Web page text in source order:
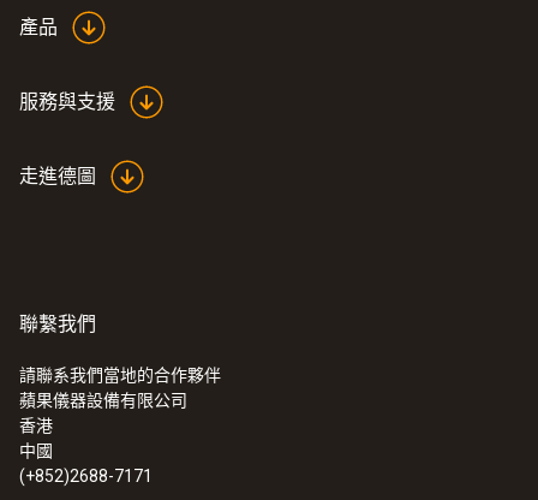
產品
服務與支援
走進德圖
聯繫我們
請聯系我們當地的合作夥伴
蘋果儀器設備有限公司
香港
中國
(+852)2688-7171